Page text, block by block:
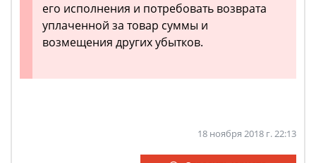
его исполнения и потребовать возврата
уплаченной за товар суммы и
возмещения других убытков.
18 ноября 2018 г. 22:13